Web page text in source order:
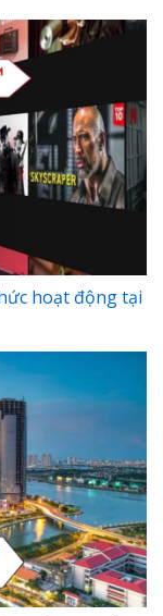
hoạt động tại